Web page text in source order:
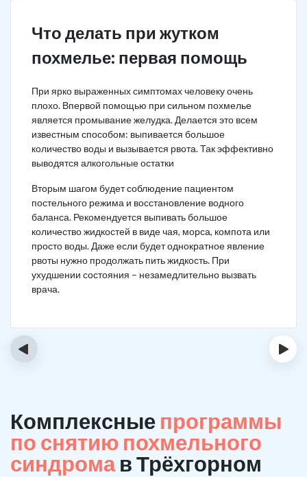
Что делать при жутком
похмелье: первая помощь
При ярко выраженных симптомах человеку очень
плохо. Впервой помощью при сильном похмелье
является промывание желудка. Делается это всем
известным способом: выпивается большое
количество воды и вызывается рвота. Так эффективно
выводятся алкогольные остатки
Вторым шагом будет соблюдение пациентом
постельного режима и восстановление водного
баланса. Рекомендуется выпивать большое
количество жидкостей в виде чая, морса, компота или
просто воды. Даже если будет однократное явление
рвоты нужно продолжать пить жидкость. При
ухудшении состояния – незамедлительно вызвать
врача.
‹ ›
Комплексные программы
по снятию похмельного
синдромав Трёхгорном